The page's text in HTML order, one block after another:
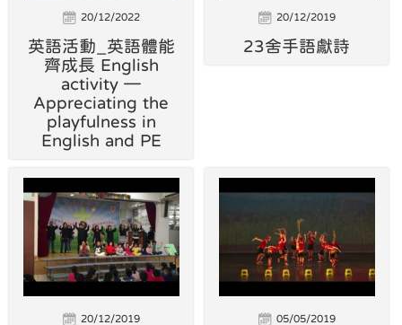
20/12/2022
英語活動_英語體能
齊成長 English
activity —
Appreciating the
playfulness in
English and PE
20/12/2019
23舍手語獻詩
20/12/2019 05/05/2019